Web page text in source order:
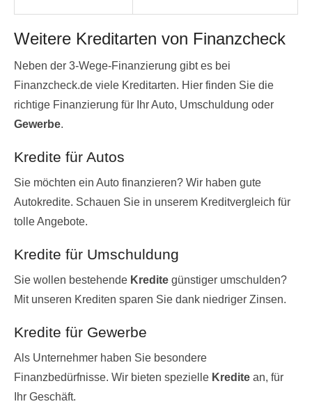
Weitere Kreditarten von Finanzcheck
Neben der 3-Wege-Finanzierung gibt es bei
Finanzcheck.de viele Kreditarten. Hier finden Sie die
richtige Finanzierung für Ihr Auto, Umschuldung oder
Gewerbe.
Kredite für Autos
Sie möchten ein Auto finanzieren? Wir haben gute
Autokredite. Schauen Sie in unserem Kreditvergleich für
tolle Angebote.
Kredite für Umschuldung
Sie wollen bestehende Kredite günstiger umschulden?
Mit unseren Krediten sparen Sie dank niedriger Zinsen.
Kredite für Gewerbe
Als Unternehmer haben Sie besondere
Finanzbedürfnisse. Wir bieten spezielle Kredite an, für
Ihr Geschäft.